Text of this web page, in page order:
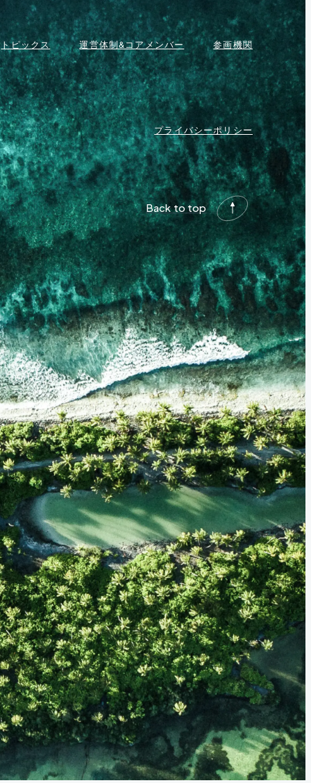
トピックス 運営体制&コアメンバー 参画機関
プライバシーポリシー
Back to top